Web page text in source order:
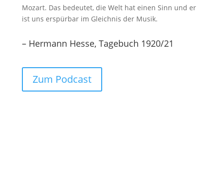
Mozart. Das bedeutet, die Welt hat einen Sinn und er
ist uns erspürbar im Gleichnis der Musik.
– Hermann Hesse, Tagebuch 1920/21
Zum Podcast